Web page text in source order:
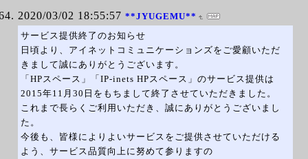
2020/03/02 18:55:57 **JYUGEMU**
サービス提供終了のお知らせ
日頃より、アイネットコミュニケーションズをご愛顧いただ
きまして誠にありがとうございます。
「HPスペース」「IP-inets HPスペース」のサービス提供は
2015年11月30日をもちまして終了させていただきました。
これまで長らくご利用いただき、誠にありがとうございまし
た。
今後も、皆様によりよいサービスをご提供させていただける
よう、サービス品質向上に努めて参りますの